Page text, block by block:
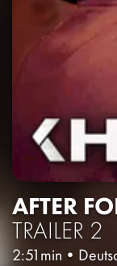
AFTER
TRAILER 2
2:51min •